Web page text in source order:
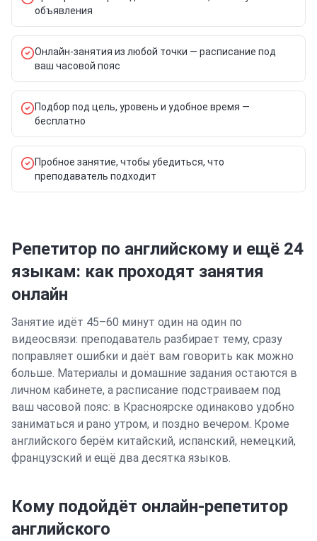
объявления
Онлайн-занятия из любой точки — расписание под
ваш часовой пояс
Подбор под цель, уровень и удобное время —
бесплатно
Пробное занятие, чтобы убедиться, что
преподаватель подходит
Репетитор по английскому и ещё 24
языкам: как проходят занятия
онлайн
Занятие идёт 45–60 минут один на один по
видеосвязи: преподаватель разбирает тему, сразу
поправляет ошибки и даёт вам говорить как можно
больше. Материалы и домашние задания остаются в
личном кабинете, а расписание подстраиваем под
ваш часовой пояс: в Красноярске одинаково удобно
заниматься и рано утром, и поздно вечером. Кроме
английского берём китайский, испанский, немецкий,
французский и ещё два десятка языков.
Кому подойдёт онлайн-репетитор
английского